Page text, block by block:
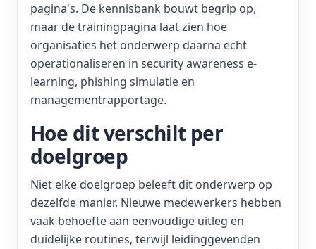
pagina's. De kennisbank bouwt begrip op,
maar de trainingpagina laat zien hoe
organisaties het onderwerp daarna echt
operationaliseren in security awareness e-
learning, phishing simulatie en
managementrapportage.
Hoe dit verschilt per
doelgroep
Niet elke doelgroep beleeft dit onderwerp op
dezelfde manier. Nieuwe medewerkers hebben
vaak behoefte aan eenvoudige uitleg en
duidelijke routines, terwijl leidinggevenden